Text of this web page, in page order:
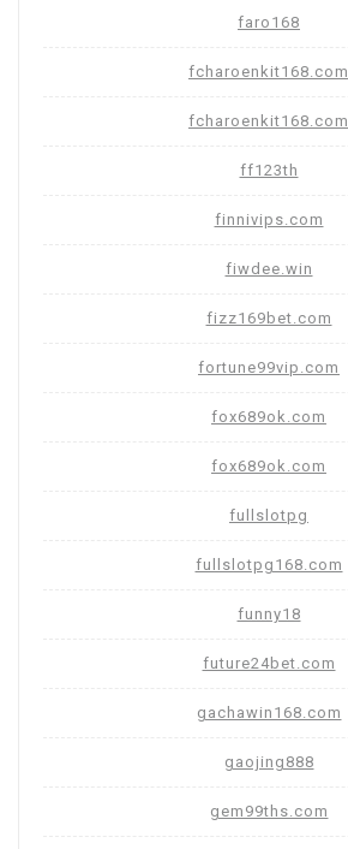
faro168
fcharoenkit168.com
fcharoenkit168.com
ff123th
finnivips.com
fiwdee.win
fizz169bet.com
fortune99vip.com
fox689ok.com
fox689ok.com
fullslotpg
fullslotpg168.com
funny18
future24bet.com
gachawin168.com
gaojing888
gem99ths.com